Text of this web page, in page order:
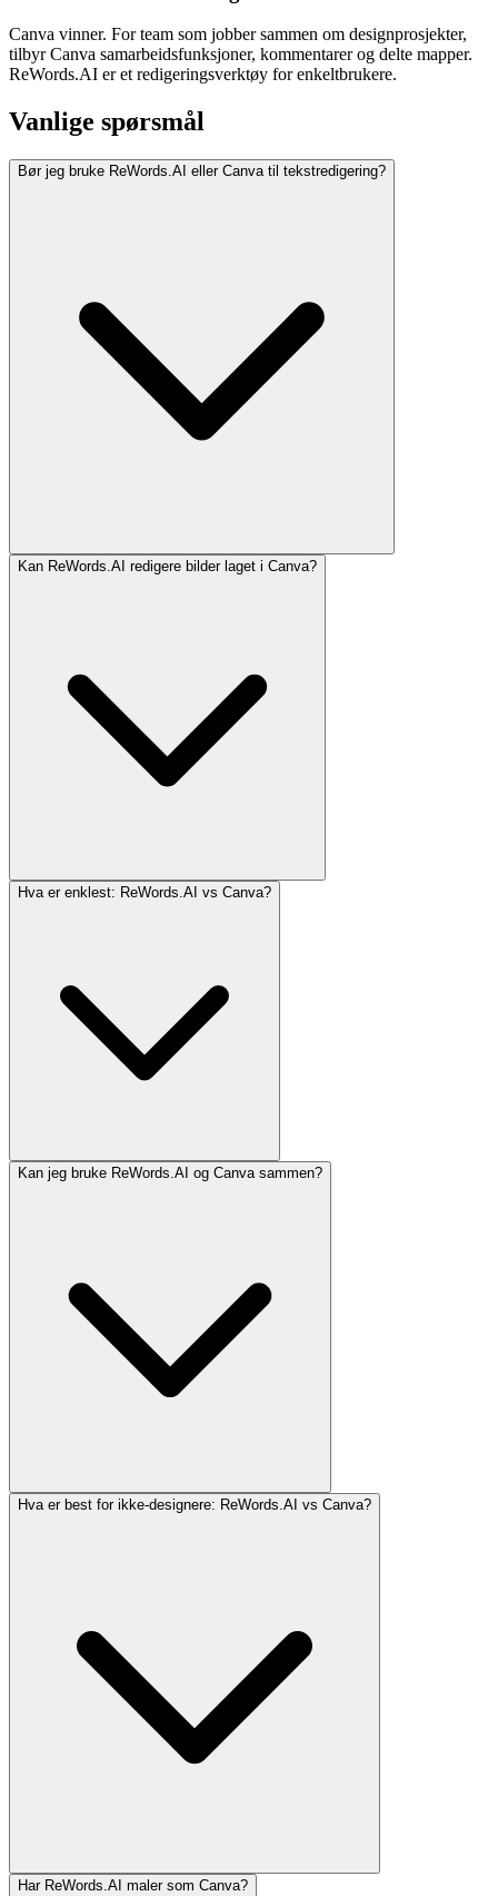
Canva vinner. For team som jobber sammen om designprosjekter,
tilbyr Canva samarbeidsfunksjoner, kommentarer og delte mapper.
ReWords.AI er et redigeringsverktøy for enkeltbrukere.
Vanlige spørsmål
Bør jeg bruke ReWords.AI eller Canva til tekstredigering?
Kan ReWords.AI redigere bilder laget i Canva?
Hva er enklest: ReWords.AI vs Canva?
Kan jeg bruke ReWords.AI og Canva sammen?
Hva er best for ikke-designere: ReWords.AI vs Canva?
Har ReWords.AI maler som Canva?